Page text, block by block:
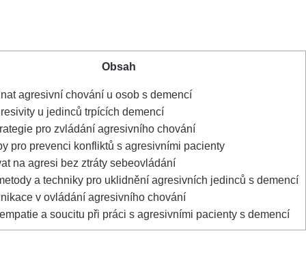
Obsah
agresivní chování u osob s demencí
u jedinců trpících demencí
pro zvládání agresivního chování
pro prevenci konfliktů s agresivními pacienty
na agresi bez ztráty sebeovládání
a techniky pro uklidnění agresivních jedinců s demencí
v ovládání agresivního chování
a soucitu při práci s agresivními pacienty s demencí